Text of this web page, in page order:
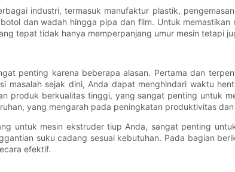
industri, termasuk manufaktur plastik,
dan wadah hingga pipa dan film. Untuk
tepat tidak hanya memperpanjang umur mesin tetapi
penting karena beberapa alasan. Pertama dan
masalah sejak dini, Anda dapat menghindari waktu
produk berkualitas tinggi, yang sangat penting untuk
yang mengarah pada peningkatan produktivitas
untuk mesin ekstruder tiup Anda, sangat penting
suku cadang sesuai kebutuhan. Pada bagian
efektif.